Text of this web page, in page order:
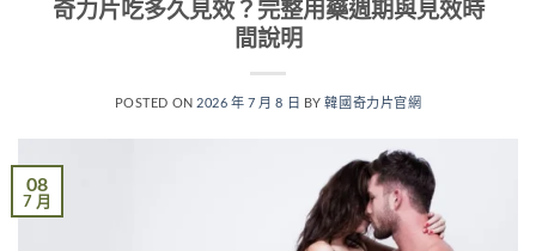
奇力片吃多久見效？完整用藥週期與見效時
間說明
POSTED ON 2026 年 7 月 8 日 BY韓國奇力片官網
08
7 月